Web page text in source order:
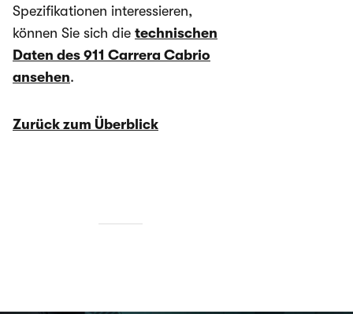
Spezifikationen interessieren,
können Sie sich die technischen
Daten des 911 Carrera Cabrio
ansehen.
Zurück zum Überblick